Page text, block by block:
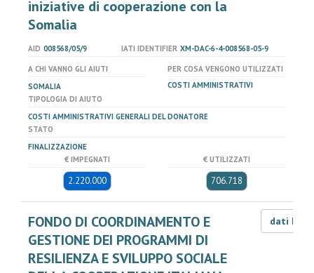
iniziative di cooperazione con la
Somalia
AID 008568/05/9 IATI IDENTIFIER XM-DAC-6-4-008568-05-9
A CHI VANNO GLI AIUTI
SOMALIA
PER COSA VENGONO UTILIZZATI
COSTI AMMINISTRATIVI
TIPOLOGIA DI AIUTO
COSTI AMMINISTRATIVI GENERALI DEL DONATORE
STATO
FINALIZZAZIONE
€ IMPEGNATI
2.220.000
€ UTILIZZATI
706.718
FONDO DI COORDINAMENTO E
GESTIONE DEI PROGRAMMI DI
RESILIENZA E SVILUPPO SOCIALE
dati LOD